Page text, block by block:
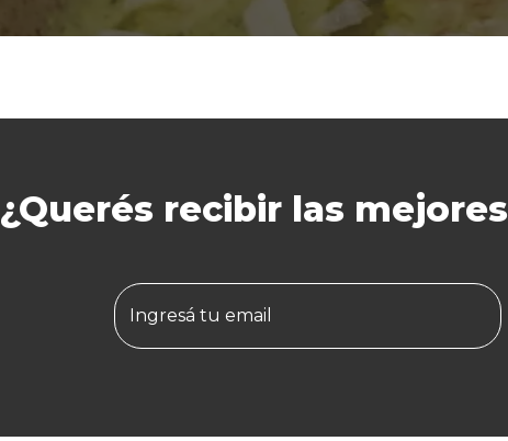
¿Querés recibir las mejores
Ingresá tu email